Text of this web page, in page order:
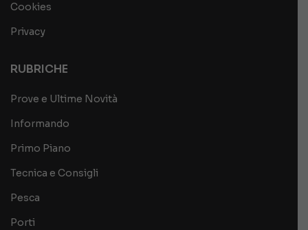
Cookies
Privacy
RUBRICHE
Prove e Ultime Novità
Informando
Primo Piano
Tecnica e Consigli
Pesca
Porti